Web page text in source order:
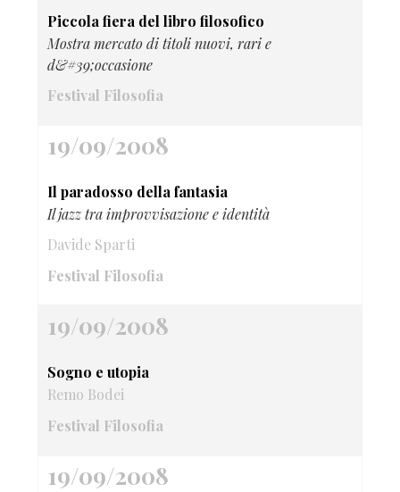
Piccola fiera del libro filosofico
Mostra mercato di titoli nuovi, rari e
d&#39;occasione
Festival Filosofia
19/09/2008
Il paradosso della fantasia
Il jazz tra improvvisazione e identità
Davide Sparti
Festival Filosofia
19/09/2008
Sogno e utopia
Remo Bodei
Festival Filosofia
19/09/2008